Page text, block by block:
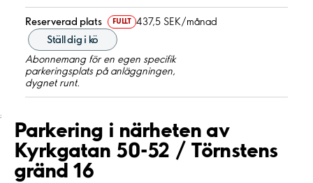
Reserverad plats FULLT 437,5 SEK/månad
Ställ dig i kö
Abonnemang för en egen specifik
parkeringsplats på anläggningen,
dygnet runt.
;
Parkering i närheten av
Kyrkgatan 50-52 / Törnstens
gränd 16